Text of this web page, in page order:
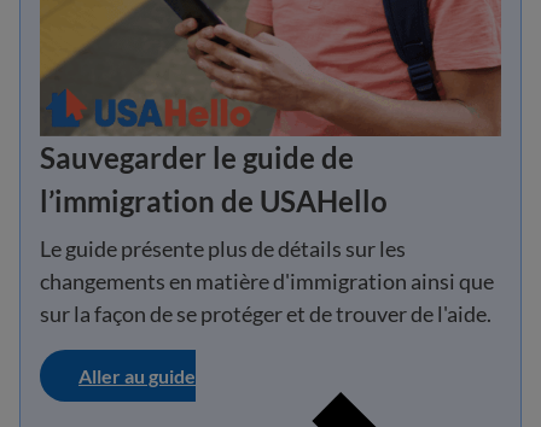
Sauvegarder le guide de
l’immigration de USAHello
Le guide présente plus de détails sur les
changements en matière d'immigration ainsi que
sur la façon de se protéger et de trouver de l'aide.
Aller au guide